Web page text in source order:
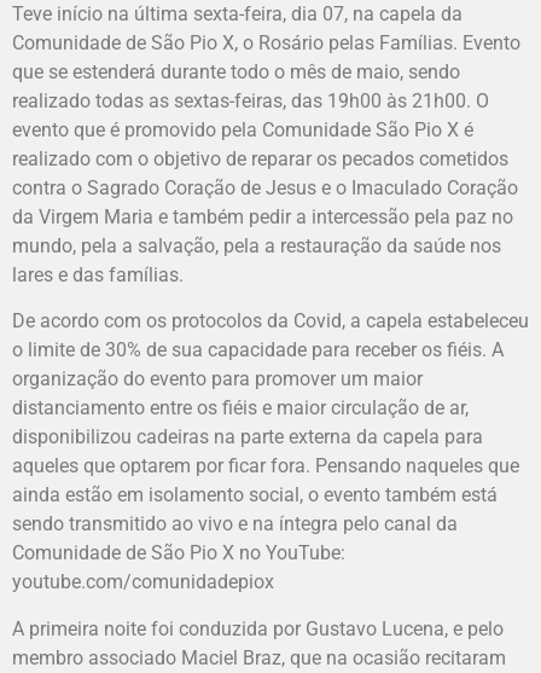
Teve início na última sexta-feira, dia 07, na capela da
Comunidade de São Pio X, o Rosário pelas Famílias. Evento
que se estenderá durante todo o mês de maio, sendo
realizado todas as sextas-feiras, das 19h00 às 21h00. O
evento que é promovido pela Comunidade São Pio X é
realizado com o objetivo de reparar os pecados cometidos
contra o Sagrado Coração de Jesus e o Imaculado Coração
da Virgem Maria e também pedir a intercessão pela paz no
mundo, pela a salvação, pela a restauração da saúde nos
lares e das famílias.
De acordo com os protocolos da Covid, a capela estabeleceu
o limite de 30% de sua capacidade para receber os fiéis. A
organização do evento para promover um maior
distanciamento entre os fiéis e maior circulação de ar,
disponibilizou cadeiras na parte externa da capela para
aqueles que optarem por ficar fora. Pensando naqueles que
ainda estão em isolamento social, o evento também está
sendo transmitido ao vivo e na íntegra pelo canal da
Comunidade de São Pio X no YouTube:
youtube.com/comunidadepiox
A primeira noite foi conduzida por Gustavo Lucena, e pelo
membro associado Maciel Braz, que na ocasião recitaram